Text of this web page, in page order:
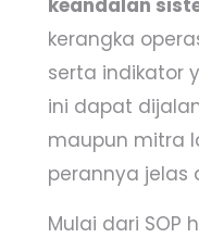
keandalan
kerangka
serta indikator
ini dapat
maupun mitra
perannya jelas
Mulai dari SOP